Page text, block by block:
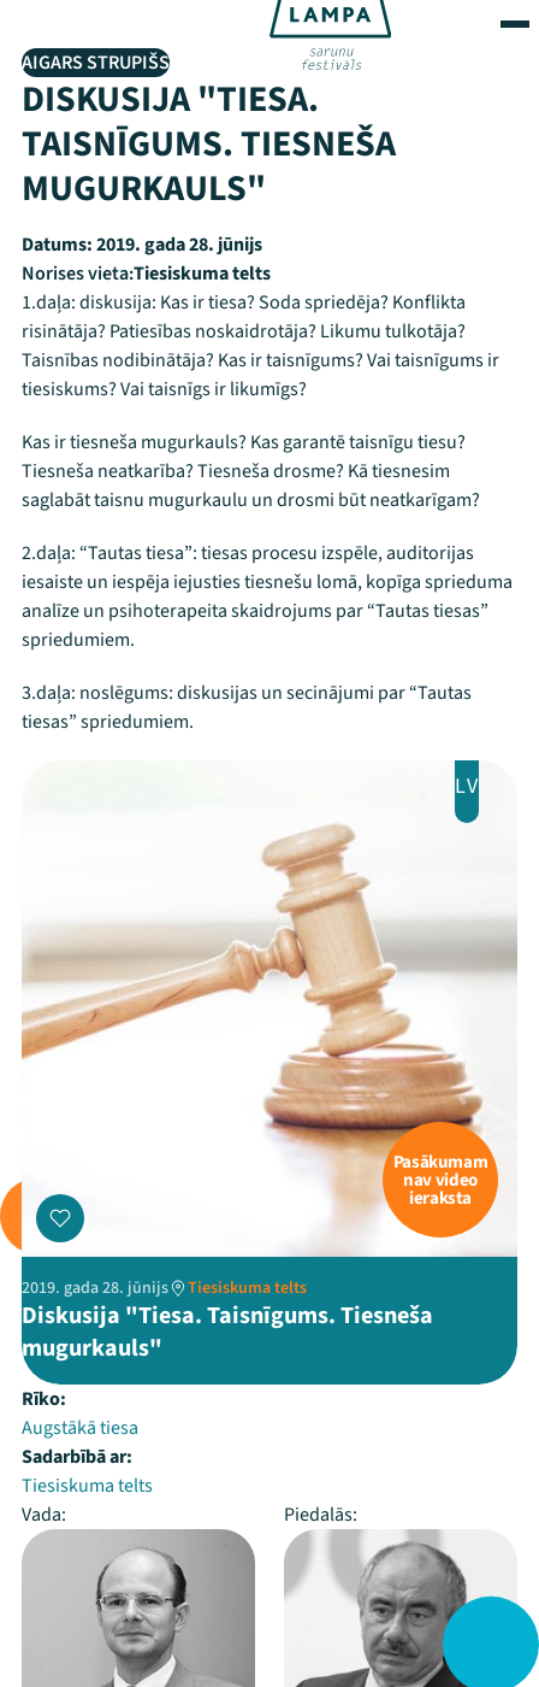
AIGARS STRUPIŠS
DISKUSIJA "TIESA.
TAISNĪGUMS. TIESNEŠA
MUGURKAULS"
Datums:2019. gada 28. jūnijs
Norises vieta:Tiesiskuma telts
1.daļa: diskusija: Kas ir tiesa? Soda spriedēja? Konflikta
risinātāja? Patiesības noskaidrotāja? Likumu tulkotāja?
Taisnības nodibinātāja? Kas ir taisnīgums? Vai taisnīgums ir
tiesiskums? Vai taisnīgs ir likumīgs?
Kas ir tiesneša mugurkauls? Kas garantē taisnīgu tiesu?
Tiesneša neatkarība? Tiesneša drosme? Kā tiesnesim
saglabāt taisnu mugurkaulu un drosmi būt neatkarīgam?
2.daļa: “Tautas tiesa”: tiesas procesu izspēle, auditorijas
iesaiste un iespēja iejusties tiesnešu lomā, kopīga sprieduma
analīze un psihoterapeita skaidrojums par “Tautas tiesas”
spriedumiem.
3.daļa: noslēgums: diskusijas un secinājumi par “Tautas
tiesas” spriedumiem.
LV
Pasākumam
nav video
ieraksta
2019. gada 28. jūnijs Tiesiskuma telts
Diskusija "Tiesa. Taisnīgums. Tiesneša
mugurkauls"
Rīko:
Augstākā tiesa
Sadarbībā ar:
Tiesiskuma telts
Vada:
Piedalās: